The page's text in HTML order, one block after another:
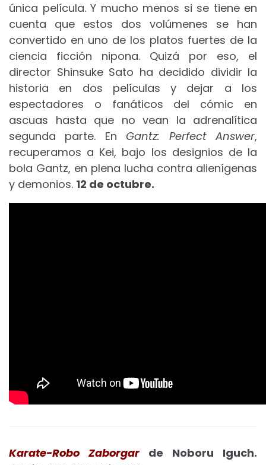
única película. Y mucho menos si se tiene en
cuenta que estos dos volúmenes se han
convertido en uno de los platos fuertes de la
ciencia ficción nipona. Quizá por eso, el
director Shinsuke Sato ha decidido dividir la
historia en dos películas y dejar a los
espectadores o fanáticos del cómic en
ascuas hasta que no vean la adrenalítica
segunda parte. En Gantz: Perfect Answer,
recuperamos a Kei, bajo los designios de la
bola Gantz, en plena lucha contra alienígenas
y demonios. 12 de octubre.
Karate-Robo Zaborgar
de Noboru Iguch.